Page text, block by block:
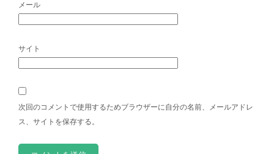
メール
サイト
次回のコメントで使用するためブラウザーに自分の名前、メールアドレ
ス、サイトを保存する。